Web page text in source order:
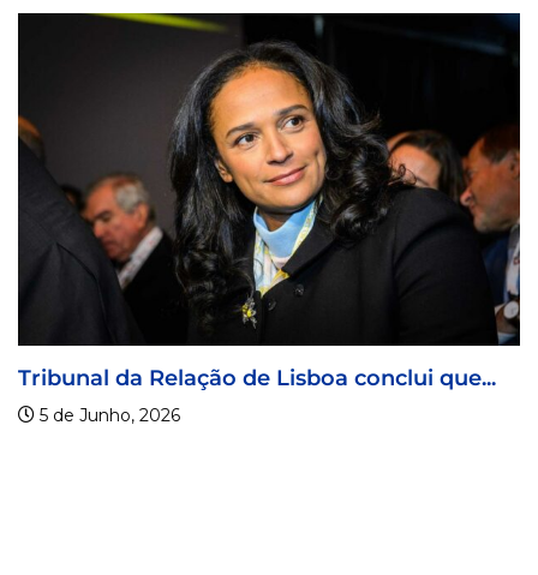
que...
Coreógrafa angolana Aneth